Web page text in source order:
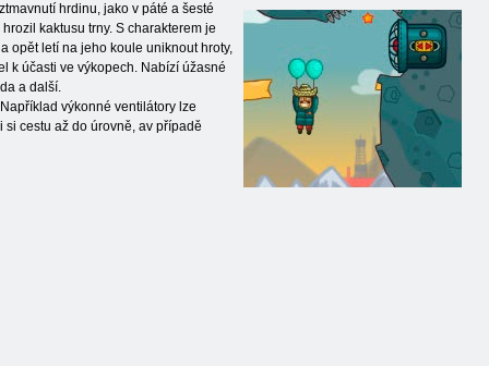
hrdinu, jako v páté a šesté
kaktusu trny. S charakterem je
opět letí na jeho koule uniknout hroty,
k účasti ve výkopech. Nabízí úžasné
a další.
výkonné ventilátory lze
si cestu až do úrovně, av případě